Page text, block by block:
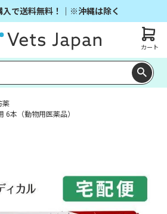
入で送料無料！｜※沖縄は除く
カート
薬
6本（動物用医薬品）